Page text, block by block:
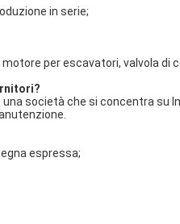
in serie;
per escavatori, valvola di
società che si concentra
espressa;